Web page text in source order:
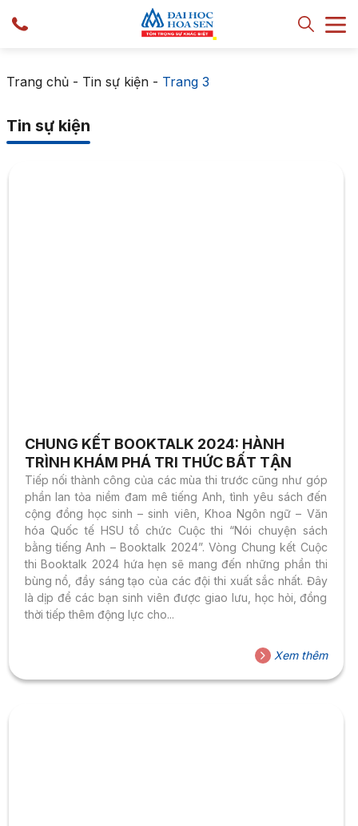
Trang chủ- Tin sự kiện- Trang 3
Tin sự kiện
CHUNG KẾT BOOKTALK 2024: HÀNH
TRÌNH KHÁM PHÁ TRI THỨC BẤT TẬN
Tiếp nối thành công của các mùa thi trước cũng như góp
phần lan tỏa niềm đam mê tiếng Anh, tình yêu sách đến
cộng đồng học sinh – sinh viên, Khoa Ngôn ngữ – Văn
hóa Quốc tế HSU tổ chức Cuộc thi “Nói chuyện sách
bằng tiếng Anh – Booktalk 2024”. Vòng Chung kết Cuộc
thi Booktalk 2024 hứa hẹn sẽ mang đến những phần thi
bùng nổ, đầy sáng tạo của các đội thi xuất sắc nhất. Đây
là dịp để các bạn sinh viên được giao lưu, học hỏi, đồng
thời tiếp thêm động lực cho...
Xem thêm